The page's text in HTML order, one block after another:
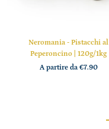
Neromania - Pistacchi al
Peperoncino | 120g/1kg
A partire da €7.90